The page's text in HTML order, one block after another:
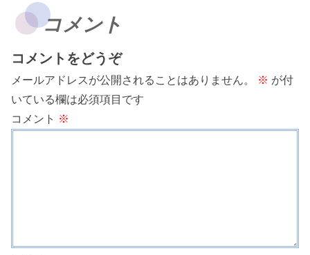
コメント
コメントをどうぞ
メールアドレスが公開されることはありません。 ※ が付
いている欄は必須項目です
コメント ※